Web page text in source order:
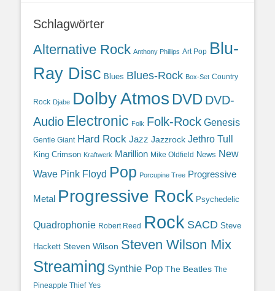
Schlagwörter
Alternative Rock Anthony Phillips Art Pop Blu-
Ray Disc Blues Blues-Rock Box-Set Country
Rock Djabe Dolby Atmos DVD DVD-
Audio Electronic Folk Folk-Rock Genesis
Gentle Giant Hard Rock Jazz Jazzrock Jethro Tull
King Crimson Kraftwerk Marillion Mike Oldfield News New
Wave Pink Floyd Pop Porcupine Tree Progressive
Metal Progressive Rock Psychedelic
Quadrophonie Robert Reed Rock SACD Steve
Hackett Steven Wilson Steven Wilson Mix
Streaming Synthie Pop The Beatles The
Pineapple Thief Yes